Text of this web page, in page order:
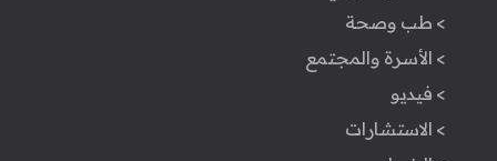
> طب وصحة
> الأسرة والمجتمع
> فيديو
> الاستشارات